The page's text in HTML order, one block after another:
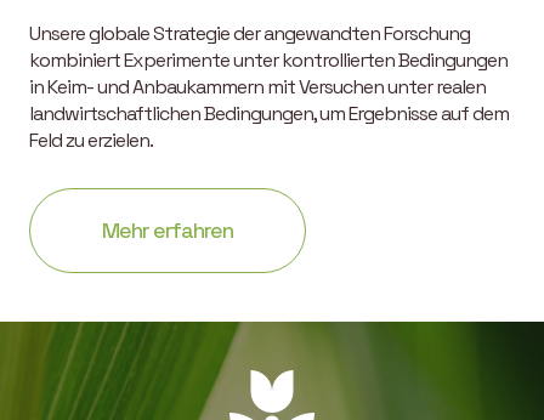
Unsere globale Strategie der angewandten Forschung
kombiniert Experimente unter kontrollierten Bedingungen
in Keim- und Anbaukammern mit Versuchen unter realen
landwirtschaftlichen Bedingungen, um Ergebnisse auf dem
Feld zu erzielen.
Mehr erfahren